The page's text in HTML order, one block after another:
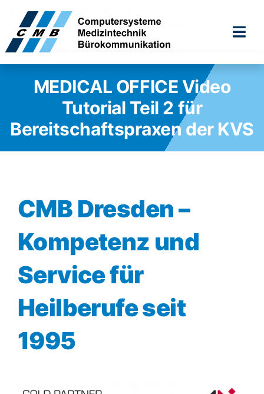
Inhalt
springen
MEDICAL OFFICE Video
Tutorial Teil 2 für
Bereitschaftspraxen der KVS
CMB Dresden –
Kompetenz und
Service für
Heilberufe seit
1995